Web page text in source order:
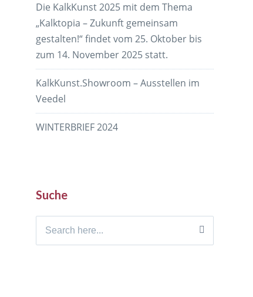
Die KalkKunst 2025 mit dem Thema
„Kalktopia – Zukunft gemeinsam
gestalten!“ findet vom 25. Oktober bis
zum 14. November 2025 statt.
KalkKunst.Showroom – Ausstellen im
Veedel
WINTERBRIEF 2024
Suche
Search